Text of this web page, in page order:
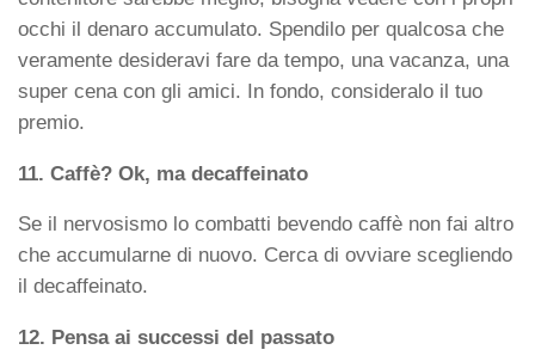
occhi il denaro accumulato. Spendilo per qualcosa che
veramente desideravi fare da tempo, una vacanza, una
super cena con gli amici. In fondo, consideralo il tuo
premio.
11. Caffè? Ok, ma decaffeinato
Se il nervosismo lo combatti bevendo caffè non fai altro
che accumularne di nuovo. Cerca di ovviare scegliendo
il decaffeinato.
12. Pensa ai successi del passato